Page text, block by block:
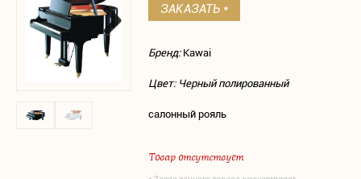
Бренд: Kawai
Цвет: Черный полированный
салонный рояль
Товар отсутствует